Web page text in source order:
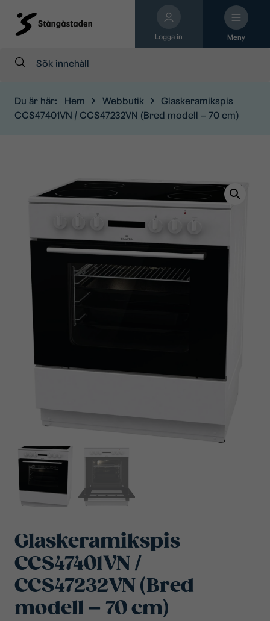
Logga in Meny
Sök:
Du är här: Hem Webbutik
Glaskeramikspis
CCS47401VN / CCS47232VN (Bred modell – 70 cm)
Glaskeramikspis
CCS47401VN /
CCS47232VN (Bred
modell – 70 cm)